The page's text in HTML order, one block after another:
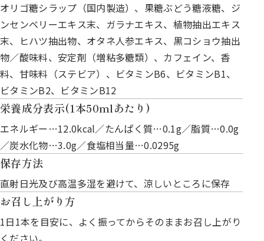
オリゴ糖シラップ（国内製造）、果糖ぶどう糖液糖、ジ
ンセンベリーエキス末、ガラナエキス、植物抽出エキス
末、ヒハツ抽出物、オタネ人参エキス、黒コショウ抽出
物／酸味料、安定剤（増粘多糖類）、カフェイン、香
料、甘味料（ステビア）、ビタミンB6、ビタミンB1、
ビタミンB2、ビタミンB12
栄養成分表示(1本50mlあたり)
エネルギー…12.0kcal／たんぱく質…0.1g／脂質…0.0g
／炭水化物…3.0g／食塩相当量…0.0295g
保存方法
直射日光及び高温多湿を避けて、涼しいところに保存
お召し上がり方
1日1本を目安に、よく振ってからそのままお召し上がり